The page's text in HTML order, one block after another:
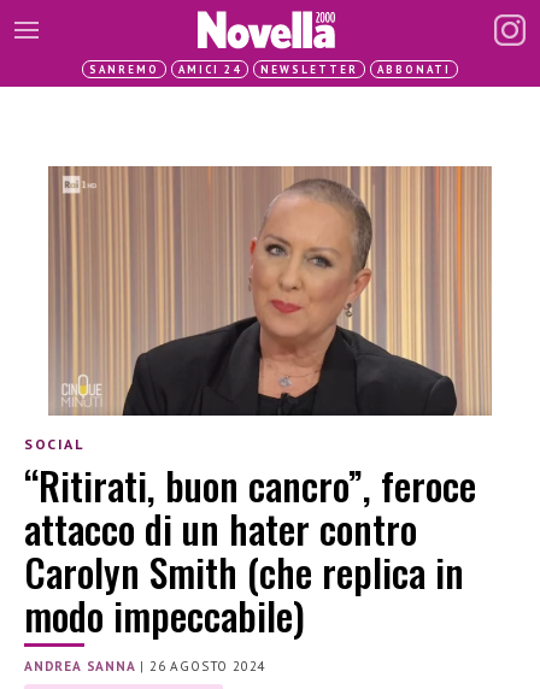
SANREMO AMICI 24 NEWSLETTER ABBONATI
SOCIAL
“Ritirati, buon cancro”, feroce
attacco di un hater contro
Carolyn Smith (che replica in
modo impeccabile)
ANDREA SANNA |26 AGOSTO 2024